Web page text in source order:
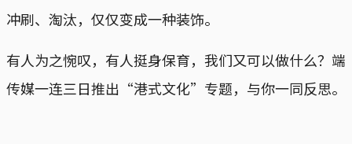
冲刷、淘汰，仅仅变成一种装饰。
有人为之惋叹，有人挺身保育，我们又可以做什么？端
传媒一连三日推出“港式文化”专题，与你一同反思。